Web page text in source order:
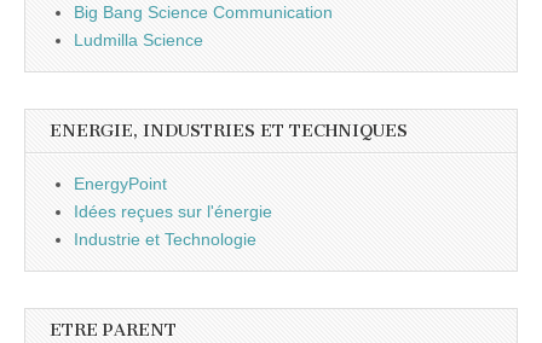
Big Bang Science Communication
Ludmilla Science
ENERGIE, INDUSTRIES ET TECHNIQUES
EnergyPoint
Idées reçues sur l'énergie
Industrie et Technologie
ETRE PARENT